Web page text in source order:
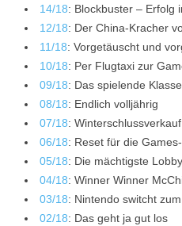
14/18: Blockbuster – Erfolg
12/18: Der China-Kracher
11/18: Vorgetäuscht und
10/18: Per Flugtaxi zur
09/18: Das spielende
08/18: Endlich volljährig
07/18: Winterschlussverkauf
06/18: Reset für die
05/18: Die mächtigste
04/18: Winner Winner
03/18: Nintendo switcht
02/18: Das geht ja gut los